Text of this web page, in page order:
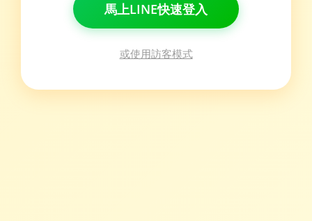
馬上LINE快速登入
或使用訪客模式